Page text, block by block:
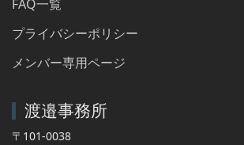
FAQ一覧
プライバシーポリシー
メンバー専用ページ
渡邉事務所
〒101-0038